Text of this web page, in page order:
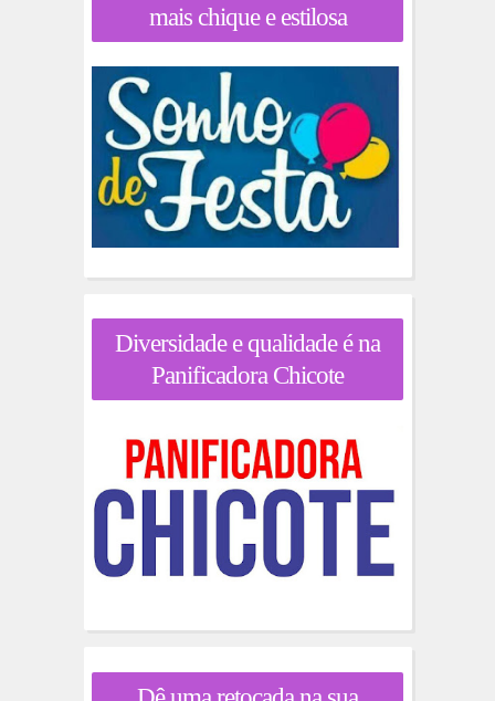
mais chique e estilosa
Diversidade e qualidade é na
Panificadora Chicote